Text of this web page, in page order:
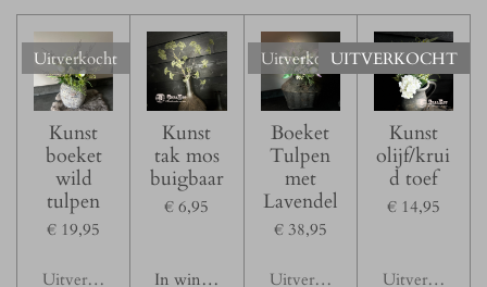
Uitverkocht
Kunst
boeket
wild
tulpen
€ 19,95
Uitverkocht
Kunst
tak mos
buigbaar
€ 6,95
In winkelwagen
Uitverkocht
Boeket
Tulpen
met
Lavendel
€ 38,95
Uitverkocht
UITVERKOCHT
Kunst
olijf/krui
d toef
€ 14,95
Uitverkocht